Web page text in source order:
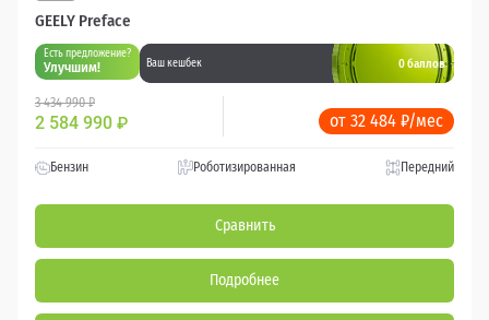
GEELY Preface
Есть предложение?
Улучшим! Ваш кешбек 0 баллов
3 434 990 ₽
2 584 990 ₽ от 32 484 ₽/мес
Бензин Роботизированная Передний
Сравнить
Подробнее